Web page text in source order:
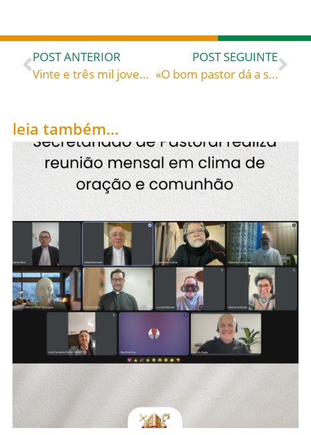
POST ANTERIOR
Vinte e três mil jovens participaram do “Effeta” (Abra-te) na Paróquia São Domingos de Gusmão, Navegantes, dia 24 de abril
POST SEGUINTE
«O bom pastor dá a sua vida pelas ovelhas» (Jo 10,11) – São João Crisóstomo (c. 345-407), presbítero de Antioquia, bispo de Constantinopla, doutor da Igreja
leia também...